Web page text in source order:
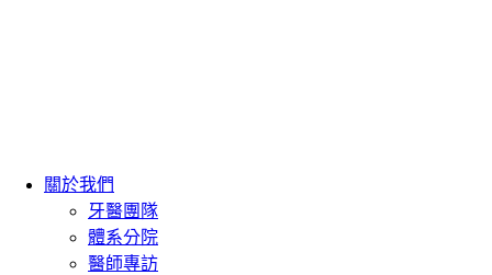
關於我們
牙醫團隊
體系分院
醫師專訪